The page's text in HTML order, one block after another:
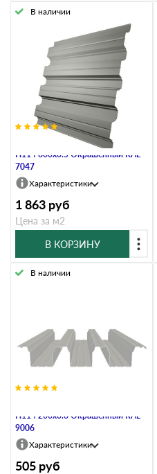
Профнастил Профлист-Металл
Н114 800х0.5 Окрашенный RAL
7047
В наличии
Характеристики
1 863 руб
Цена за м2
В КОРЗИНУ
Н114 200х0.6 Окрашенный RAL
9006
В наличии
Характеристики
505 руб